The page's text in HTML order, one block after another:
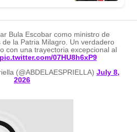
Bula Escobar como ministro de
de la Patria Milagro. Un verdadero
con una trayectoria excepcional al
pic.twitter.com/07HU8h6xP9
(@ABDELAESPRIELLA) July 8,
2026